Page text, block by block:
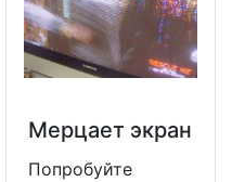
Мерцает экран
Попробуйте